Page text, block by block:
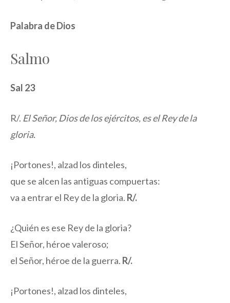
Palabra de Dios
Salmo
Sal 23
R/. El Señor, Dios de los ejércitos, es el Rey de la
gloria.
¡Portones!, alzad los dinteles,
que se alcen las antiguas compuertas:
va a entrar el Rey de la gloria. R/.
¿Quién es ese Rey de la gloria?
El Señor, héroe valeroso;
el Señor, héroe de la guerra. R/.
¡Portones!, alzad los dinteles,